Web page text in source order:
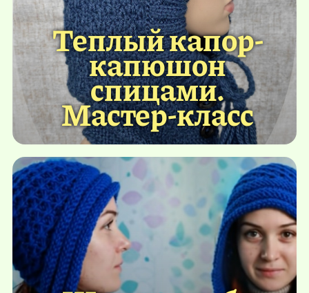
Теплый капор-
капюшон
спицами.
Мастер-класс